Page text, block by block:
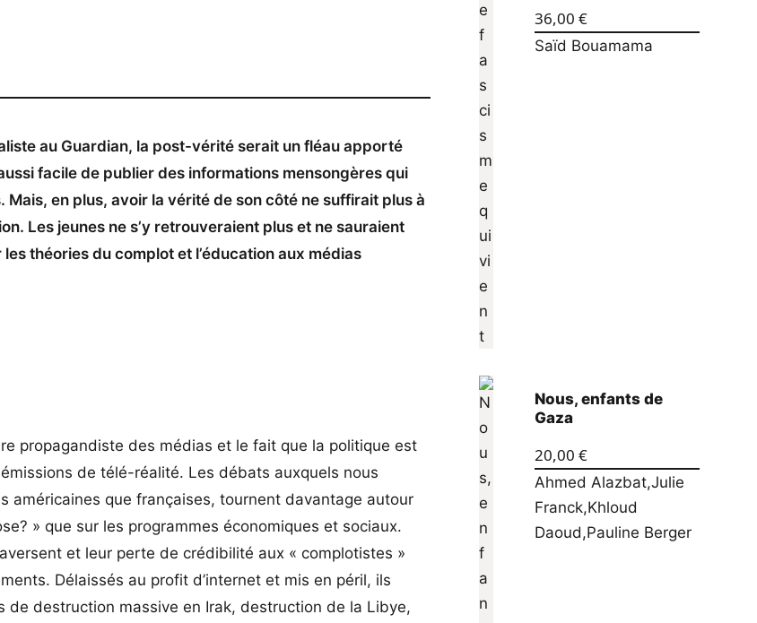
au Guardian, la post-vérité serait un fléau apporté
facile de publier des informations mensongères qui
en plus, avoir la vérité de son côté ne suffirait plus à
Les jeunes ne s’y retrouveraient plus et ne sauraient
théories du complot et l’éducation aux médias
propagandiste des médias et le fait que la politique est
de télé-réalité. Les débats auxquels nous
américaines que françaises, tournent davantage autour
» que sur les programmes économiques et sociaux.
et leur perte de crédibilité aux « complotistes »
Délaissés au profit d’internet et mis en péril, ils
de destruction massive en Irak, destruction de la Libye,
36,00 €
Saïd Bouamama
Nous, enfants de
Gaza
20,00 €
Ahmed Alazbat,Julie
Franck,Khloud
Daoud,Pauline Berger